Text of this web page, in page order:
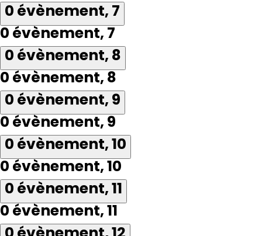
0 évènement, 7
0 évènement, 7
0 évènement, 8
0 évènement, 8
0 évènement, 9
0 évènement, 9
0 évènement,10
0 évènement,10
0 évènement,11
0 évènement,11